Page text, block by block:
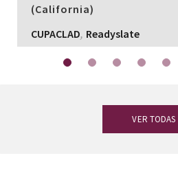
(California)
CUPACLAD, Readyslate
VER TODAS